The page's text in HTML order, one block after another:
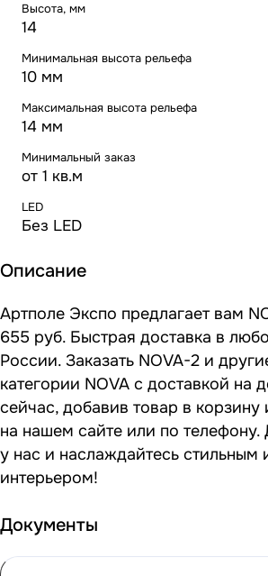
Высота, мм
14
Минимальная высота рельефа
10 мм
Максимальная высота рельефа
14 мм
Минимальный заказ
от 1 кв.м
LED
Без LED
Описание
Артполе Экспо предлагает вам
655 руб. Быстрая доставка в
России. Заказать NOVA-2 и
категории NOVA с доставкой
сейчас, добавив товар в
на нашем сайте или по телефону.
у нас и наслаждайтесь стильным
интерьером!
Документы